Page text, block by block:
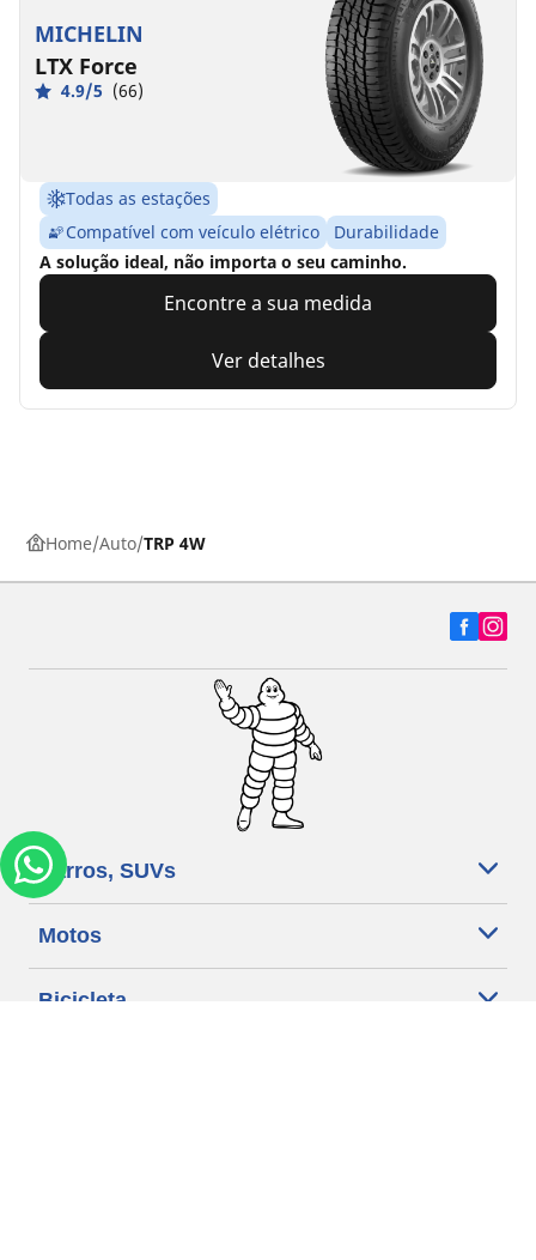
MICHELIN
LTX Force
4.9/5 (66)
Todas as estações
Compatível com veículo elétrico
Durabilidade
A solução ideal, não importa o seu caminho.
Encontre a sua medida
Ver detalhes
Home Auto TRP 4W
Carros, SUVs
Motos
Bicicleta